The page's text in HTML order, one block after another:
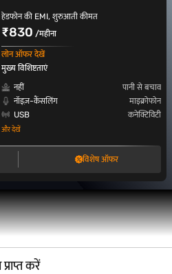
हेडफोन की EMI, शुरुआती कीमत
₹830 /महीना
लोन ऑफर देखें
मुख्य विशिष्टताएं
नहीं
पानी से बचाव
नॉइज़-कैंसलिंग
माइक्रोफोन
USB
कनेक्टिविटी
और देखें
विशेष ऑफर
करें